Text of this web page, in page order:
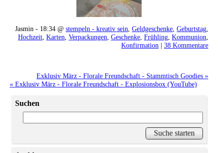
Jasmin - 18:34 @ stempeln - kreativ sein Geldgeschenke Geburtstag
Hochzeit Karten Verpackungen Geschenke Frühling Kommunion
Konfirmation | 38 Kommentare
Exklusiv März - Florale Freundschaft - Stammtisch Goodies »
« Exklusiv März - Florale Freundschaft - Explosionsbox (YouTube)
Suchen